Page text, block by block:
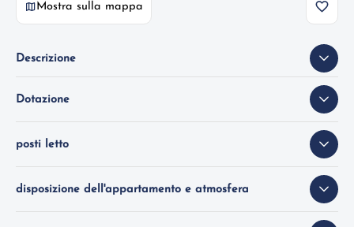
Mostra sulla mappa
Descrizione
Dotazione
posti letto
disposizione dell'appartamento e atmosfera